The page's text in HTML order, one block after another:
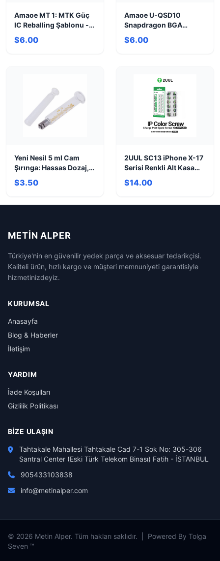
Amaoe MT 1: MTK Güç
IC Reballing Şablonu -
Profesyonel Hassasiyet
$6.00
Amaoe U-QSD10
Snapdragon BGA
Stencil - Hassas
Reballing Aracı
$6.00
Yeni Nesil 5 ml Cam
Şırınga: Hassas Dozaj,
Yüksek Kalite
$3.50
2UUL SC13 iPhone X-17
Serisi Renkli Alt Kasa
Şarj Soket Vidası Seti
(360 Adet / Kutu)
$14.00
METIN ALPER
Türkiye'nin en güvenilir yedek parça ve aksesuar tedarikçisi.
Kaliteli ürün, hızlı kargo ve müşteri memnuniyeti garantisiyle
hizmetinizdeyiz.
KURUMSAL
Anasayfa
Blog & Haberler
İletişim
YARDIM
İade Koşulları
Gizlilik Politikası
BIZE ULAŞIN
Tahtakale Mahallesi Tahtakale Cad 7-1 Sok No: 305-306
Santral Center (Eski Türk Telekom Binası) Fatih - İSTANBUL
905433103838
info@metinalper.com
© 2026 Metin Alper. Tüm hakları saklıdır. | Powered By Tolga
Seven ™